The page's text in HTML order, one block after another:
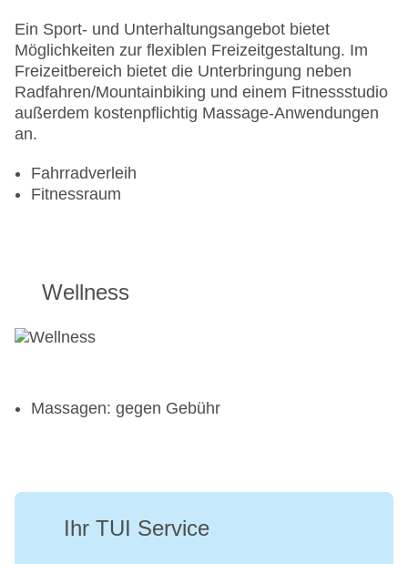
Ein Sport- und Unterhaltungsangebot bietet
Möglichkeiten zur flexiblen Freizeitgestaltung. Im
Freizeitbereich bietet die Unterbringung neben
Radfahren/Mountainbiking und einem Fitnessstudio
außerdem kostenpflichtig Massage-Anwendungen
an.
Fahrradverleih
Fitnessraum
Wellness
Massagen: gegen Gebühr
Ihr TUI Service